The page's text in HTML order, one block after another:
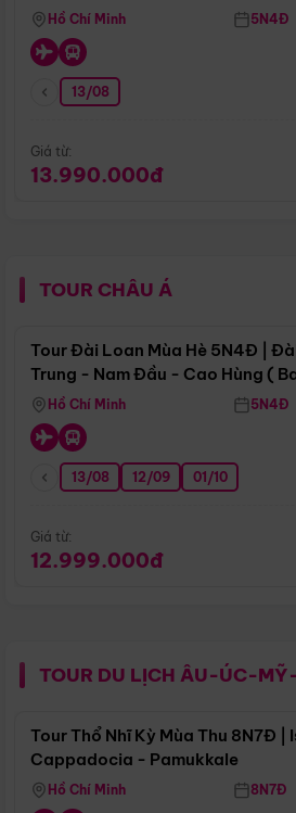
Singapore
Hồ Chí Minh 5N4Đ
13/08
Giá từ:
13.990.000đ
TOUR CHÂU Á
Tour Đài Loan Mùa Hè 5N4Đ |
Trung - Nam Đầu - Cao Hùng (
Hồ Chí Minh 5N4Đ
13/08 12/09 01/10
Giá từ:
12.999.000đ
TOUR DU LỊCH ÂU-ÚC-
Tour Thổ Nhĩ Kỳ Mùa Thu 8N7Đ |
Cappadocia - Pamukkale
Hồ Chí Minh 8N7Đ